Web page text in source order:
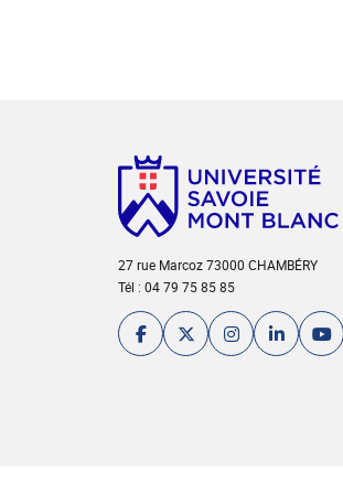
27 rue Marcoz 73000 CHAMBÉRY
Tél : 04 79 75 85 85